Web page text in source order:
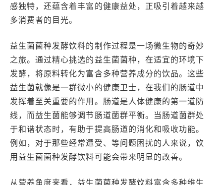
感独特，还蕴含着丰富的健康益处，正吸引着越来越
多消费者的目光。
益生菌菌种发酵饮料的制作过程是一场微生物的奇妙
之旅。通过精心挑选的益生菌菌种，在适宜的环境下
发酵，将原料转化为富含多种营养成分的饮品。这些
益生菌就像是一群微小的健康卫士，在我们的肠道中
发挥着至关重要的作用。肠道是人体健康的第一道防
线，而益生菌能够调节肠道菌群平衡。当肠道菌群处
于和谐状态时，有助于提高肠道的消化和吸收功能。
例如，对于那些经常遭受、等问题困扰的人来说，饮
用益生菌菌种发酵饮料可能会带来明显的改善。
从营养角度来看，益生菌菌种发酵饮料富含多种维生